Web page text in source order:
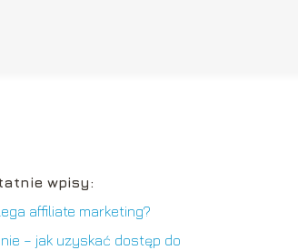
wpisy:
affiliate marketing?
– jak uzyskać dostęp do